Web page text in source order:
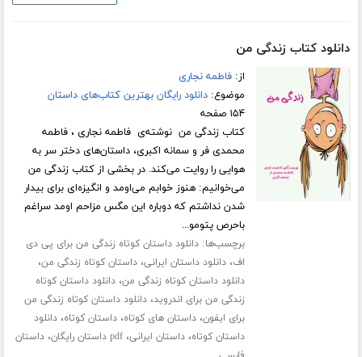
دانلود کتاب زندگی من
از:فاطمه نجاری
موضوع:دانلود رایگان بهترین کتاب‌های داستان
۱۵۴ صفحه
کتاب زندگی من نوشته‌ی فاطمه نجاری ، فاطمه
محمدی فر و سمانه اکبری، داستان‌های دختر سر به
هوایی را روایت می‌کند. در بخشی از کتاب زندگی من
می‌خوانیم: هنوز خوابم می‌اومد و انگیزه‌ای برای بیدار
شدن نداشتم که دوباره این مگس مزاحم اومد سراغم
باحرص پتومو...
برچسب‌ها:دانلود داستان کوتاه زندگی من برای پی دی
اف،دانلود داستان ایرانی،داستان کوتاه زندگی من،
دانلود داستان کوتاه زندگی من،دانلود داستان کوتاه
زندگی من برای اندروید،دانلود داستان کوتاه زندگی من
برای ایفون،داستان های کوتاه،داستان کوتاه،دانلود
داستان کوتاه،داستان ایرانی،pdf داستان رایگان ،داستان